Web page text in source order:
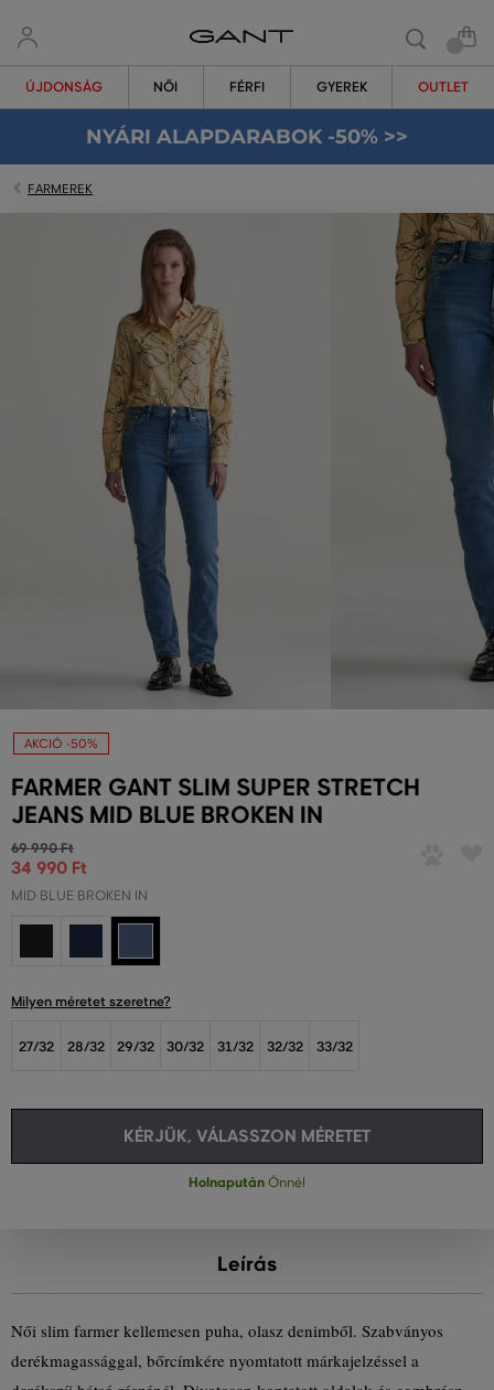
ÚJDONSÁG NŐI FÉRFI GYEREK OUTLET
NYÁRI ALAPDARABOK -50% >>
FARMEREK
AKCIÓ -50%
FARMER GANT SLIM SUPER STRETCH
JEANS MID BLUE BROKEN IN
69 990 Ft
34 990 Ft
MID BLUE BROKEN IN
Milyen méretet szeretne?
27/32 28/32 29/32 30/32 31/32 32/32 33/32
KÉRJÜK, VÁLASSZON MÉRETET
Holnapután Önnél
Leírás
Női slim farmer kellemesen puha, olasz denimből. Szabványos
derékmagassággal, bőrcímkére nyomtatott márkajelzéssel a